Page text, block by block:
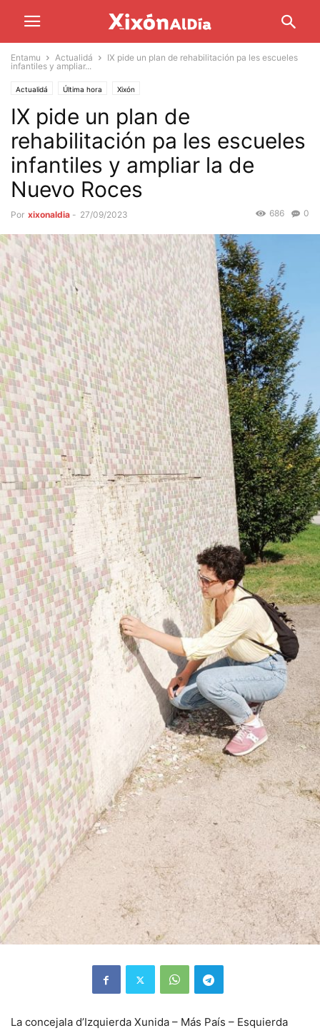
Entamu Actualidá
IX pide un plan de rehabilitación pa les escueles
infantiles y ampliar...
Actualidá Última hora Xixón
IX pide un plan de
rehabilitación pa les escueles
infantiles y ampliar la de
Nuevo Roces
Por xixonaldia - 27/09/2023 0
686
La concejala d’Izquierda Xunida – Más País – Esquierda